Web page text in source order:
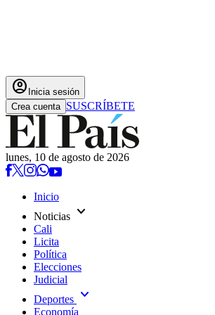
account_circle Inicia sesión
Crea cuenta SUSCRÍBETE
lunes, 10 de agosto de 2026
Inicio
Noticias expand_more
Cali
Licita
Política
Elecciones
Judicial
Deportes expand_more
Economía